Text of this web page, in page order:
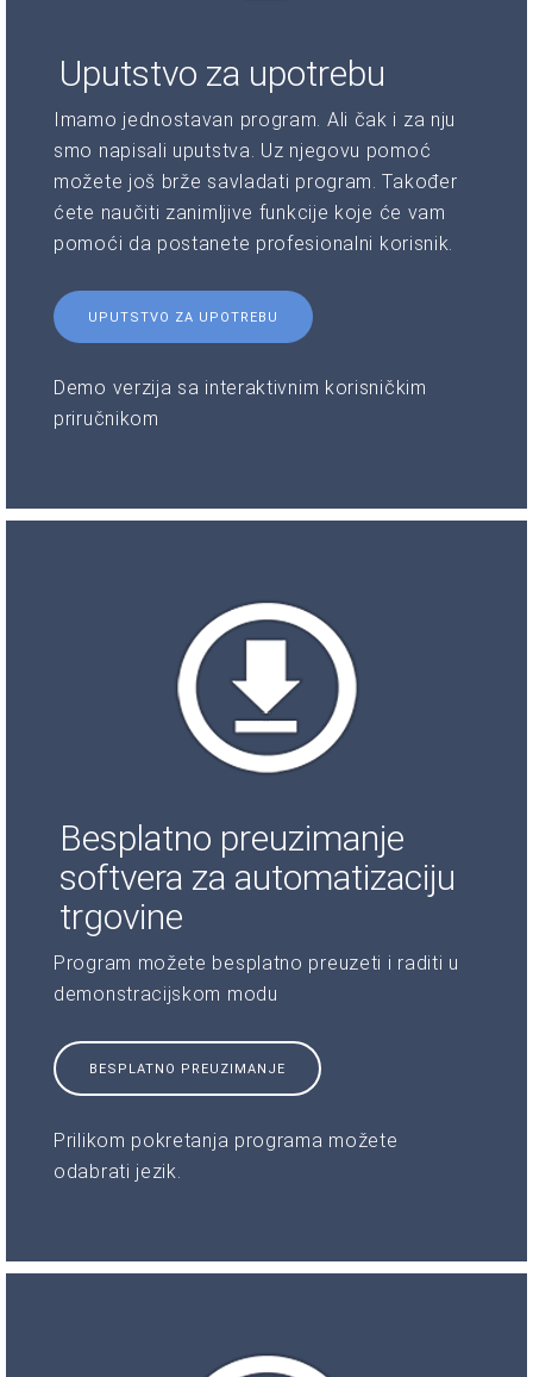
Uputstvo za upotrebu
Imamo jednostavan program. Ali čak i za nju
smo napisali uputstva. Uz njegovu pomoć
možete još brže savladati program. Također
ćete naučiti zanimljive funkcije koje će vam
pomoći da postanete profesionalni korisnik.
UPUTSTVO ZA UPOTREBU
Demo verzija sa interaktivnim korisničkim
priručnikom
Besplatno preuzimanje
softvera za automatizaciju
trgovine
Program možete besplatno preuzeti i raditi u
demonstracijskom modu
BESPLATNO PREUZIMANJE
Prilikom pokretanja programa možete
odabrati jezik.